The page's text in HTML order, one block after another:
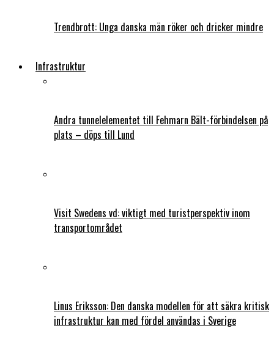
Trendbrott: Unga danska män röker och dricker mindre
Infrastruktur
Andra tunnelelementet till Fehmarn Bält-förbindelsen på
plats – döps till Lund
Visit Swedens vd: viktigt med turistperspektiv inom
transportområdet
Linus Eriksson: Den danska modellen för att säkra kritisk
infrastruktur kan med fördel användas i Sverige